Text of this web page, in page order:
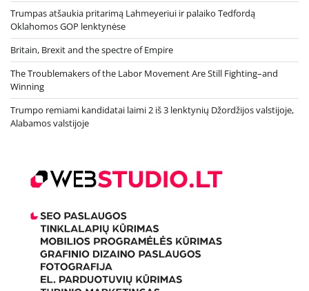
Trumpas atšaukia pritarimą Lahmeyeriui ir palaiko Tedfordą
Oklahomos GOP lenktynėse
Britain, Brexit and the spectre of Empire
The Troublemakers of the Labor Movement Are Still Fighting–and
Winning
Trumpo remiami kandidatai laimi 2 iš 3 lenktynių Džordžijos valstijoje,
Alabamos valstijoje